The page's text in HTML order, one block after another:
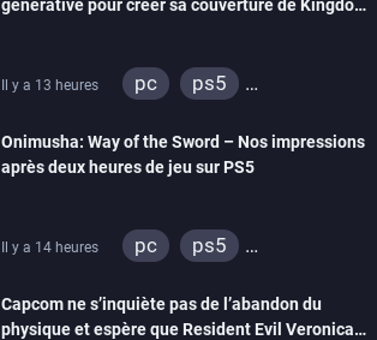
générative pour créer sa couverture de Kingdom
Il y a 13 heures pc
ps5
Onimusha: Way of the Sword – Nos impressions
après deux heures de jeu sur PS5
Il y a 14 heures pc
ps5
Capcom ne s’inquiète pas de l’abandon du
physique et espère que Resident Evil Veronica